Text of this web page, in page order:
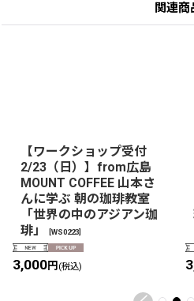
関連商
【ワークショップ受付
2/23（日）】from広島
MOUNT COFFEE 山本さ
んに学ぶ 朝の珈琲教室
「世界の中のアジアン珈
琲」
WS0223
3,000円 (税込)